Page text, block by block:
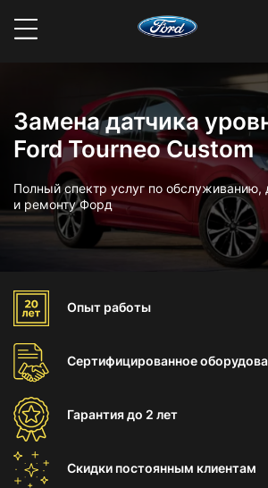
Замена датчика
Ford Tourneo Custom
Полный спектр услуг по обслуживанию,
и ремонту Форд
Опыт работы
Сертифицированное
Гарантиядо 2 лет
Скидки постоянным клиентам